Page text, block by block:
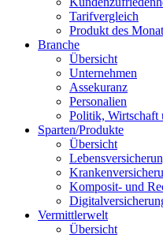
Tarifvergleich
Produkt des
Branche
Übersicht
Unternehmen
Assekuranz
Personalien
Politik, Wirtschaft
Sparten/Produkte
Übersicht
Komposit- und
Vermittlerwelt
Übersicht